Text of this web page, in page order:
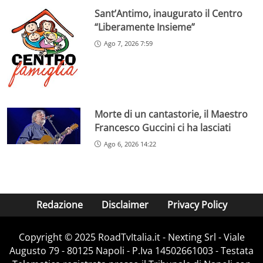
Sant’Antimo, inaugurato il Centro
“Liberamente Insieme”
Ago 7, 2026 7:59
Morte di un cantastorie, il Maestro
Francesco Guccini ci ha lasciati
Ago 6, 2026 14:22
Redazione Disclaimer Privacy Policy
Copyright ©️ 2025 RoadTvItalia.it - Nexting Srl - Viale
Augusto 79 - 80125 Napoli - P.Iva 14502661003 - Testata